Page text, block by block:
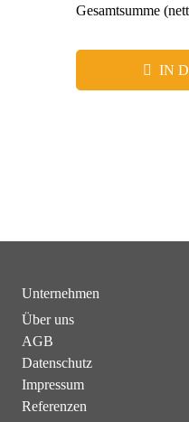
Gesamtsumme
IN
Unternehmen
Über uns
AGB
Datenschutz
Impressum
Referenzen